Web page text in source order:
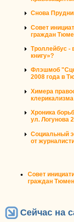
Снова
Совет
граждан
Троллейбус -
книгу»?
Флэшмоб
2008 года в
Химера
клерикализма
Хроника
ул. Логунова
Социальный
от
Совет
граждан
Сейчас на